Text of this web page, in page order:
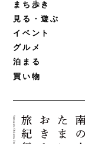
まち歩き
見る・遊ぶ
イベント
グルメ
泊まる
買い物